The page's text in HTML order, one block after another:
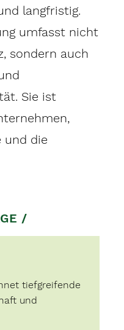
langfristig.
umfasst nicht
sondern auch
Sie ist
und die
/
tiefgreifende
und